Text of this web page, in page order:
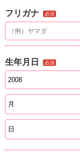
フリガナ 必須
生年月日 必須